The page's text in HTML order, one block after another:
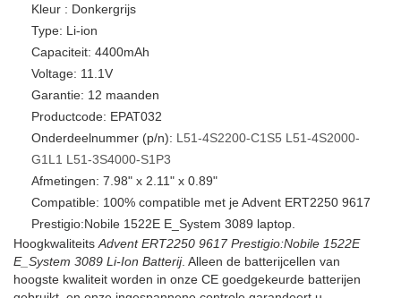
Kleur : Donkergrijs
Type: Li-ion
Capaciteit: 4400mAh
Voltage: 11.1V
Garantie: 12 maanden
Productcode: EPAT032
Onderdeelnummer (p/n): L51-4S2200-C1S5 L51-4S2000-
G1L1 L51-3S4000-S1P3
Afmetingen: 7.98" x 2.11" x 0.89"
Compatible: 100% compatible met je Advent ERT2250 9617
Prestigio:Nobile 1522E E_System 3089 laptop.
Hoogkwaliteits Advent ERT2250 9617 Prestigio:Nobile 1522E
E_System 3089 Li-Ion Batterij. Alleen de batterijcellen van
hoogste kwaliteit worden in onze CE goedgekeurde batterijen